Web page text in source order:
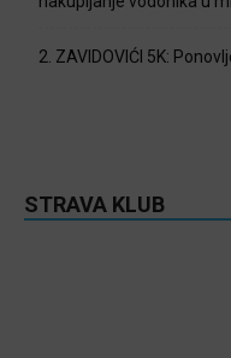
2. ZAVIDOVIĆI 5K:
STRAVA KLUB